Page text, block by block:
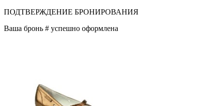
ПОДТВЕРЖДЕНИЕ БРОНИРОВАНИЯ
Ваша бронь # успешно оформлена